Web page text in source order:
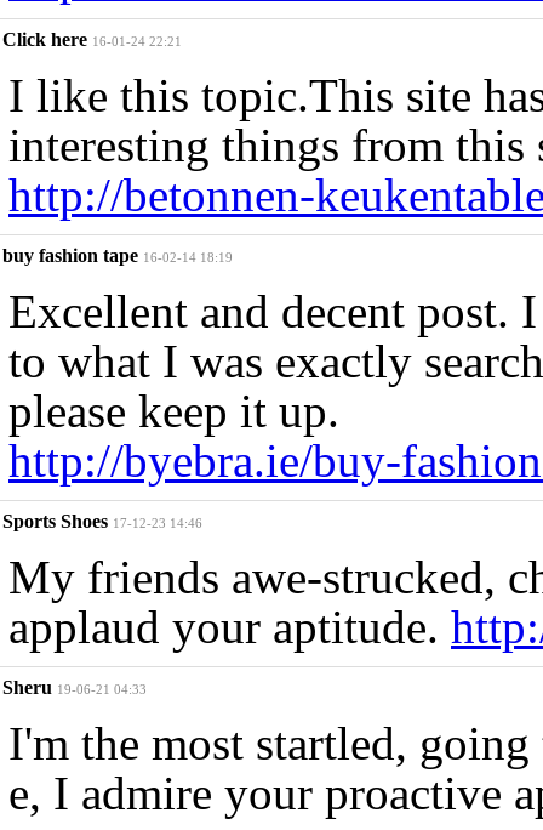
Click here 16-01-24 22:21
I like this topic.This site
interesting things from
http://betonnen-
buy fashion tape 16-02-14 18:19
Excellent and decent post.
to what I was exactly
please keep it up.
http://byebra.ie/buy-
Sports Shoes 17-12-23 14:46
My friends awe-strucked,
applaud your aptitude.
Sheru 19-06-21 04:33
I'm the most startled,
e, I admire your proactive